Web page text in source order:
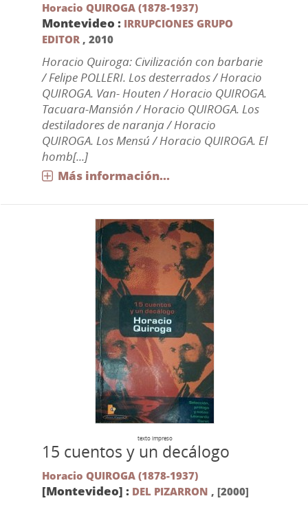
Horacio QUIROGA (1878-1937)
Montevideo : IRRUPCIONES GRUPO
EDITOR , 2010
Horacio Quiroga: Civilización con barbarie
/ Felipe POLLERI. Los desterrados / Horacio
QUIROGA. Van- Houten / Horacio QUIROGA.
Tacuara-Mansión / Horacio QUIROGA. Los
destiladores de naranja / Horacio
QUIROGA. Los Mensú / Horacio QUIROGA. El
homb[...]
Más información...
texto impreso
15 cuentos y un decálogo
Horacio QUIROGA (1878-1937)
[Montevideo] : DEL PIZARRON , [2000]